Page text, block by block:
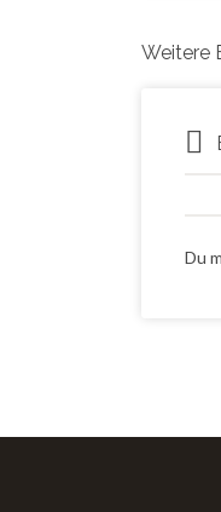
Weitere
Du